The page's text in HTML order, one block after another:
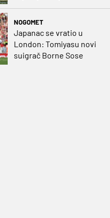
NOGOMET
Japanac se vratio u
London: Tomiyasu novi
suigrač Borne Sose